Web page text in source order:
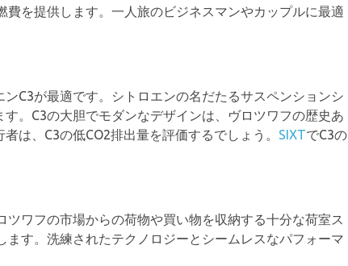
を提供します。一人旅のビジネスマンやカップルに最適
C3が最適です。シトロエンの名だたるサスペンションシ
。C3の大胆でモダンなデザインは、ヴロツワフの歴史あ
は、C3の低CO2排出量を評価するでしょう。 SIXTでC3の
ワフの市場からの荷物や買い物を収納する十分な荷室ス
す。洗練されたテクノロジーとシームレスなパフォーマ